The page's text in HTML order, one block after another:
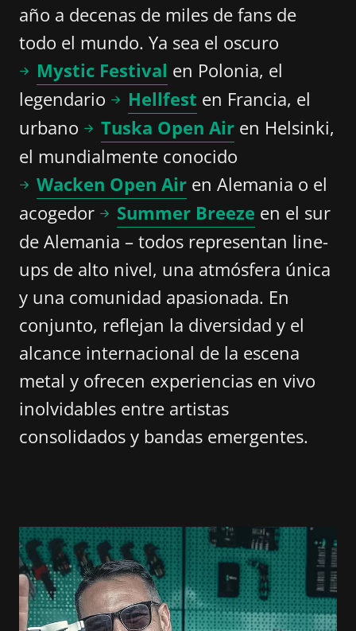
año a decenas de miles de fans de
todo el mundo. Ya sea el oscuro
Mystic Festival en Polonia, el
legendario
Hellfest en Francia, el
urbano
Tuska Open Air en Helsinki,
el mundialmente conocido
Wacken Open Air en Alemania o el
acogedor
Summer Breeze en el sur
de Alemania – todos representan line-
ups de alto nivel, una atmósfera única
y una comunidad apasionada. En
conjunto, reflejan la diversidad y el
alcance internacional de la escena
metal y ofrecen experiencias en vivo
inolvidables entre artistas
consolidados y bandas emergentes.